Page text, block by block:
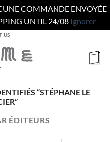
COMMANDE ENVOYÉE
UNTIL 24/08 Ignorer
US
“STÉPHANE LE
ÉDITEURS